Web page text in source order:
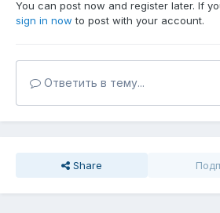
You can post now and register later. If
sign in now to post with your account.
Ответить в тему...
Share